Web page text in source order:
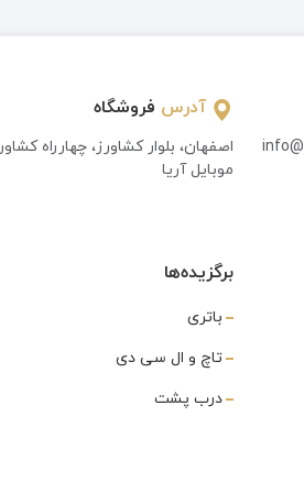
آدرس فروشگاه
اصفهان، بلوار کشاورز، چهارراه
موبایل آریا
برگزیده‌ها
باتری
تاچ و ال سی دی
درب پشت